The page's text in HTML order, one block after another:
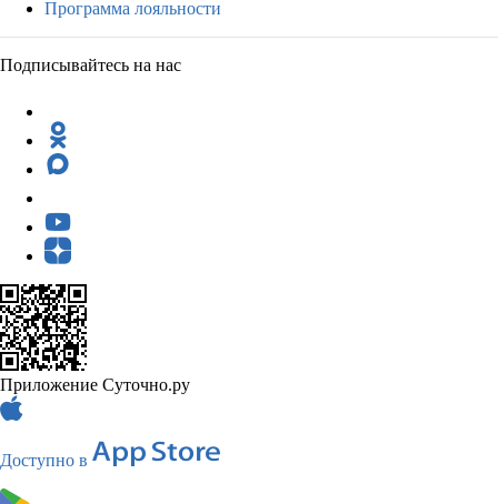
Программа лояльности
Подписывайтесь на нас
Приложение Суточно.ру
Доступно в